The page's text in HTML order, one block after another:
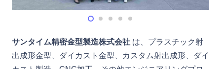
サンタイム精密金型製造株式会社 は、プラスチック射
出成形金型、ダイカスト金型、カスタム射出成形、ダイ